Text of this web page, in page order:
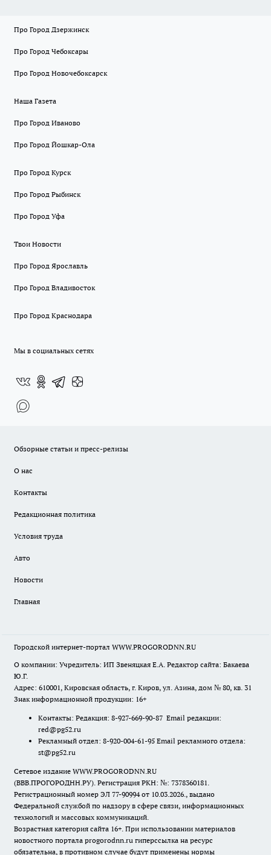
Про Город Дзержинск
Про Город Чебоксары
Про Город Новочебоксарск
Наша Газета
Про Город Иваново
Про Город Йошкар-Ола
Про Город Курск
Про Город Рыбинск
Про Город Уфа
Твои Новости
Про Город Ярославль
Про Город Владивосток
Про Город Краснодара
Мы в социальных сетях
Обзорные статьи и пресс-релизы
О нас
Контакты
Редакционная политика
Условия труда
Авто
Новости
Главная
Городской интернет-портал WWW.PROGORODNN.RU
О компании: Учредитель: ИП Звеняцкая Е.А. Редактор сайта: Бакаева
Ю.Г.
Адрес: 610001, Кировская область, г. Киров, ул. Азина, дом № 80, кв. 31
Знак информационной продукции: 16+
Контакты: Редакция: 8-927-669-90-87 Email редакции:
red@pg52.ru
Рекламный отдел: 8-920-004-61-95 Email рекламного отдела:
st@pg52.ru
Сетевое издание WWW.PROGORODNN.RU
(ВВВ.ПРОГОРОДНН.РУ). Регистрация РКН: №: 7378360181.
Регистрационный номер ЭЛ 77-90994 от 10.03.2026., выдано
Федеральной службой по надзору в сфере связи, информационных
технологий и массовых коммуникаций.
Возрастная категория сайта 16+. При использовании материалов
новостного портала progorodnn.ru гиперссылка на ресурс
обязательна, в противном случае будут применены нормы